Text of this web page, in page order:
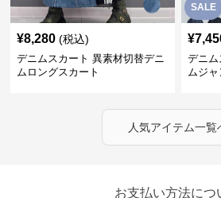
¥8,280 (税込)
デニムスカート 異素材切替デニ
ムロングスカート
SALE
¥
デニム
ムジ
人気アイテム一覧
お支払い方法につ